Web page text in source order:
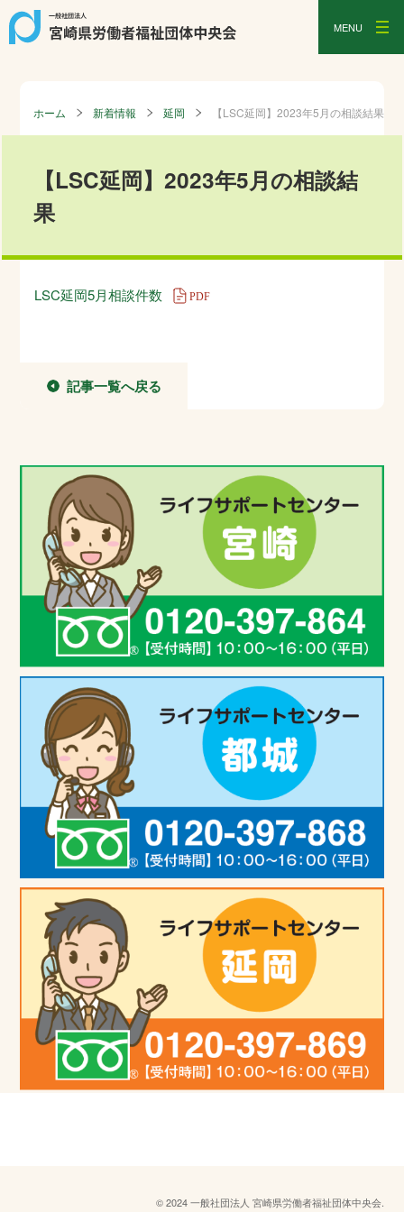
MENU
ホーム 新着情報 延岡 【LSC延岡】2023年5月の相談結果
【LSC延岡】2023年5月の相談結
果
LSC延岡5月相談件数
記事一覧へ戻る
©︎ 2024 一般社団法人 宮崎県労働者福祉団体中央会.